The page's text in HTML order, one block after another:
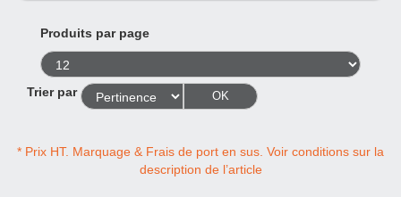
Produits par page
Trier par OK
* Prix HT. Marquage & Frais de port en sus. Voir conditions sur la
description de l’article